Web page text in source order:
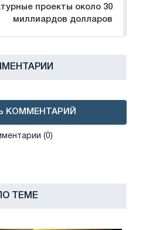
проекты около 30
миллиардов долларов
КОММЕНТАРИЙ
(0)
ПО ТЕМЕ